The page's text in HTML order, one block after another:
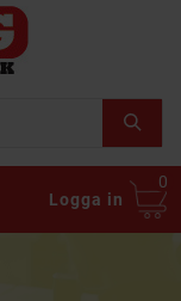
Logga in
0